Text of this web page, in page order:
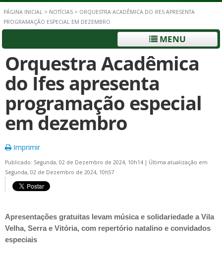
PÁGINA INICIAL > NOTÍCIAS > ORQUESTRA ACADÊMICA DO IFES APRESENTA
PROGRAMAÇÃO ESPECIAL EM DEZEMBRO
MENU
Orquestra Acadêmica
do Ifes apresenta
programação especial
em dezembro
Imprimir
Publicado: Segunda, 02 de Dezembro de 2024, 10h14 | Última atualização em
Segunda, 02 de Dezembro de 2024, 10h57
Apresentações gratuitas levam música e solidariedade a Vila
Velha, Serra e Vitória, com repertório natalino e convidados
especiais